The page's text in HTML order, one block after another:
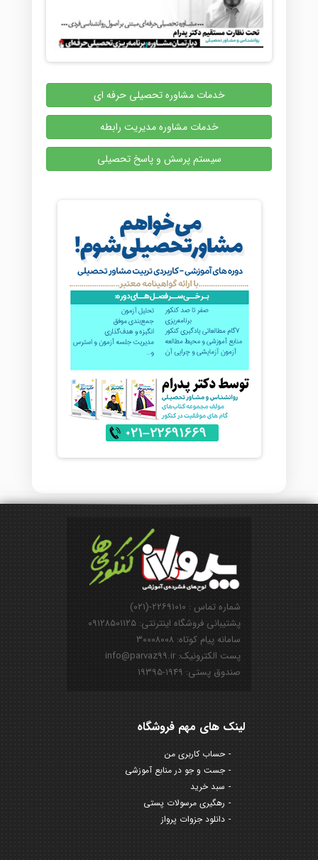
خدمات مشاوره تحصیلی حرفه ای
خدمات مشاوره مدیریت رابطه
سیستم پرسش و پاسخ تحصیلی
شماره تماس : ۲۲۶۹۱۰۱۰-(۰۲۱)
پشتیبانی فروشگاه اینترنتی: ۰۹۱۲۸۵۰۱۱۲۵
سامانه پیام کوتاه: ۳۰۰۰۸۰۰۸
پست الکترونیک: info@parvaz99.ir
صندوق پستی: ۱۹۴۹-۱۹۳۹۵
لینک های مهم فروشگاه
حساب کاربری من
جست و جو در منابع آموزشی
سبد خرید
رهگیری مرسولات پستی
دانلود جزوات پرواز